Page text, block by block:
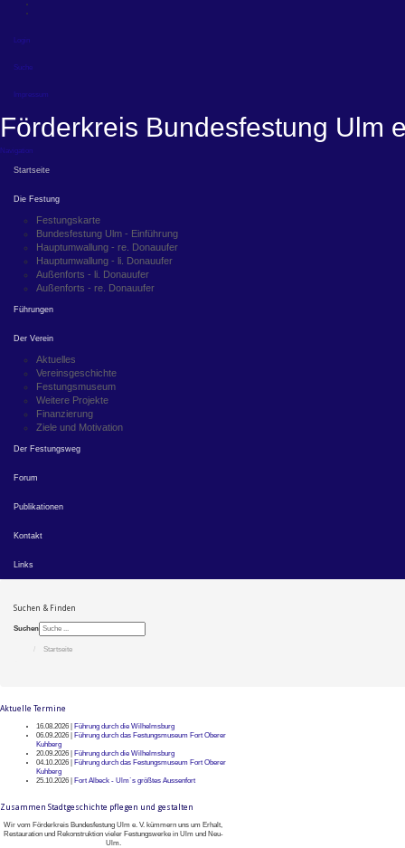
Login
Suche
Impressum
Förderkreis Bundesfestung Ulm
Navigation
Startseite
Die Festung
Festungskarte
Bundesfestung Ulm - Einführung
Hauptumwallung - re. Donauufer
Hauptumwallung - li. Donauufer
Außenforts - li. Donauufer
Außenforts - re. Donauufer
Führungen
Der Verein
Aktuelles
Vereinsgeschichte
Festungsmuseum
Weitere Projekte
Finanzierung
Ziele und Motivation
Der Festungsweg
Forum
Publikationen
Kontakt
Links
Suchen & Finden
Suchen
Startseite
Aktuelle Termine
16.08.2026 |
Führung durch die Wilhelmsburg
06.09.2026 |
Führung durch das Festungsmuseum Fort Oberer
Kuhberg
20.09.2026 |
Führung durch die Wilhelmsburg
04.10.2026 |
Führung durch das Festungsmuseum Fort Oberer
Kuhberg
25.10.2026 |
Fort Albeck - Ulm`s größtes Aussenfort
Zusammen Stadtgeschichte pflegen und gestalten
Wir vom Förderkreis Bundesfestung Ulm e. V. kümmern uns um Erhalt,
Restauration und Rekonstruktion vieler Festungswerke in Ulm und Neu-
Ulm.